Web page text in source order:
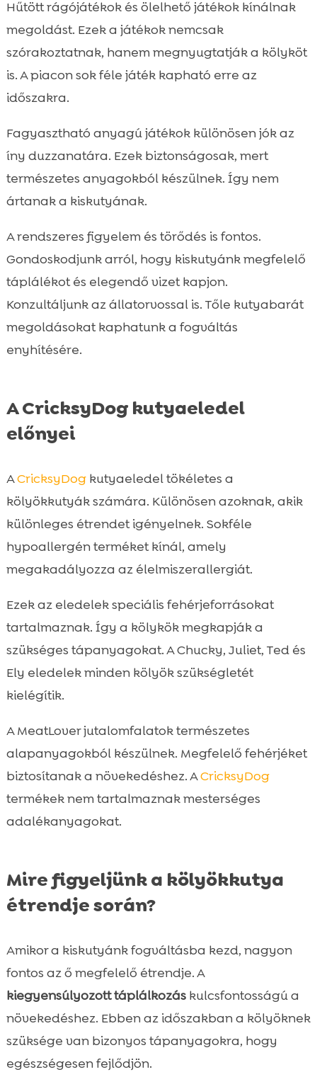
Hűtött rágójátékok és ölelhető játékok kínálnak
megoldást. Ezek a játékok nemcsak
szórakoztatnak, hanem megnyugtatják a kölyköt
is. A piacon sok féle játék kapható erre az
időszakra.
Fagyasztható anyagú játékok különösen jók az
íny duzzanatára. Ezek biztonságosak, mert
természetes anyagokból készülnek. Így nem
ártanak a kiskutyának.
A rendszeres figyelem és törődés is fontos.
Gondoskodjunk arról, hogy kiskutyánk megfelelő
táplálékot és elegendő vizet kapjon.
Konzultáljunk az állatorvossal is. Tőle kutyabarát
megoldásokat kaphatunk a fogváltás
enyhítésére.
A CricksyDog kutyaeledel
előnyei
ACricksyDogkutyaeledel tökéletes a
kölyökkutyák számára. Különösen azoknak, akik
különleges étrendet igényelnek. Sokféle
hypoallergén terméket kínál, amely
megakadályozza az élelmiszerallergiát.
Ezek az eledelek speciális fehérjeforrásokat
tartalmaznak. Így a kölykök megkapják a
szükséges tápanyagokat. A Chucky, Juliet, Ted és
Ely eledelek minden kölyök szükségletét
kielégítik.
A MeatLover jutalomfalatok természetes
alapanyagokból készülnek. Megfelelő fehérjéket
biztosítanak a növekedéshez. ACricksyDog
termékek nem tartalmaznak mesterséges
adalékanyagokat.
Mire figyeljünk a kölyökkutya
étrendje során?
Amikor a kiskutyánk fogváltásba kezd, nagyon
fontos az ő megfelelő étrendje. A
kiegyensúlyozott táplálkozáskulcsfontosságú a
növekedéshez. Ebben az időszakban a kölyöknek
szüksége van bizonyos tápanyagokra, hogy
egészségesen fejlődjön.